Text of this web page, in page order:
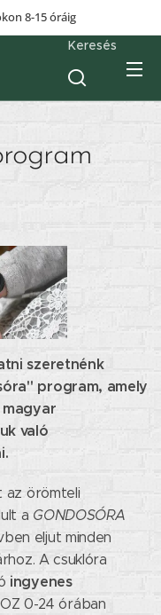
8-15 óráig
Keresés
szeretnénk
program, amely
való
az örömteli
a GONDOSÓRA
eljut minden
A csuklóra
ingyenes
0-24 órában